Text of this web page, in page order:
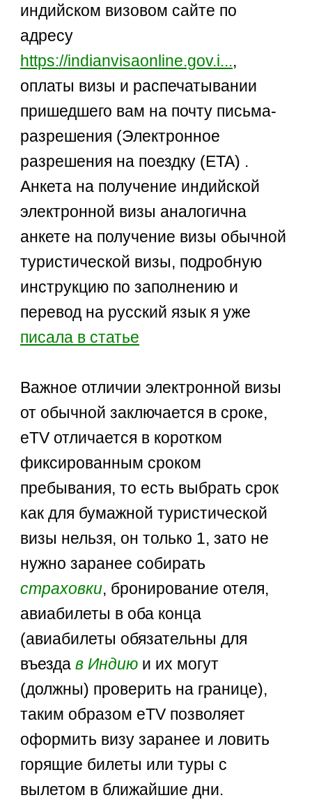
индийском визовом сайте по
адресу
https://indianvisaonline.gov.i...,
оплаты визы и распечатывании
пришедшего вам на почту письма-
разрешения (Электронное
разрешения на поездку (ETA) .
Анкета на получение индийской
электронной визы аналогична
анкете на получение визы обычной
туристической визы, подробную
инструкцию по заполнению и
перевод на русский язык я уже
писала в статье
Важное отличии электронной визы
от обычной заключается в сроке,
eTV отличается в коротком
фиксированным сроком
пребывания, то есть выбрать срок
как для бумажной туристической
визы нельзя, он только 1, зато не
нужно заранее собирать
страховки, бронирование отеля,
авиабилеты в оба конца
(авиабилеты обязательны для
въездав Индию и их могут
(должны) проверить на границе),
таким образом eTV позволяет
оформить визу заранее и ловить
горящие билеты или туры с
вылетом в ближайшие дни.